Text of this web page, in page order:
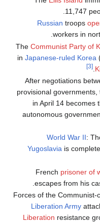
11,747
Russian troops
workers in
Communist Party of
in Japanese-ruled Korea
.
[3]
– After negotiations
provisional governments,
in April 14 becomes
autonomous
World War II:
Yugoslaviais
prisoner of
escapes from his
Liberation Army
Liberation resistance